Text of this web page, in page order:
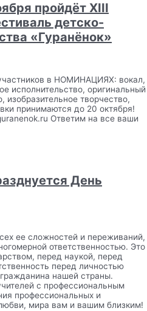
пройдёт XIII
детско-
«Гуранёнок»
в НОМИНАЦИЯХ: вокал,
исполнительство, оригинальный
изобразительное творчество,
принимаются до 20 октября!
Ответим на все ваши
День
ее сложностей и переживаний,
ответственностью. Это
перед наукой, перед
перед личностью
нашей страны.
с профессиональным
профессиональных и
мира вам и вашим близким!